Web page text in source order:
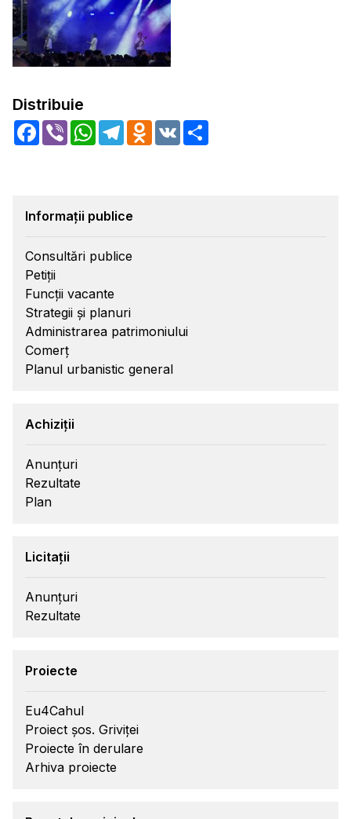
Distribuie
Facebook
Viber WhatsApp
TelegramOdnoklassniki
VK
Informații publice
Consultări publice
Petiții
Funcții vacante
Strategii și planuri
Administrarea patrimoniului
Comerț
Planul urbanistic general
Achiziții
Anunțuri
Rezultate
Plan
Licitații
Anunțuri
Rezultate
Proiecte
Eu4Cahul
Proiect șos. Griviței
Proiecte în derulare
Arhiva proiecte